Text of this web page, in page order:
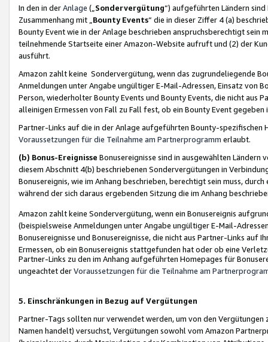
In den in derAnlage („ Sondervergütung“) aufgeführten Ländern
Zusammenhang mit „ Bounty Events“ die in dieser Ziffer 4 (a)
Bounty Event wie in der Anlage beschrieben anspruchsberechtigt sein
teilnehmende Startseite einer Amazon-Website aufruft und (2) der
ausführt.
Amazon zahlt keine Sondervergütung, wenn das zugrundeliegende
Anmeldungen unter Angabe ungültiger E-Mail-Adressen, Einsatz von
Person, wiederholter Bounty Events und Bounty Events, die nicht
alleinigen Ermessen von Fall zu Fall fest, ob ein Bounty Event
Partner-Links auf die in der Anlage aufgeführten Bounty-spezifischen
Voraussetzungen für die Teilnahme am Partnerprogramm erlaubt.
(b) Bonus-Ereignisse Bonusereignisse sind in ausgewählten Ländern
diesem Abschnitt 4(b) beschriebenen Sondervergütungen in
Bonusereignis, wie im Anhang beschrieben, berechtigt sein muss,
während der sich daraus ergebenden Sitzung die im Anhang
Amazon zahlt keine Sondervergütung, wenn ein Bonusereignis
(beispielsweise Anmeldungen unter Angabe ungültiger E-Mail-
Bonusereignisse und Bonusereignisse, die nicht aus Partner-Links auf
Ermessen, ob ein Bonusereignis stattgefunden hat oder ob eine
Partner-Links zu den im Anhang aufgeführten Homepages für
ungeachtet derVoraussetzungen für die Teilnahme am
5. Einschränkungen in Bezug auf Vergütungen
Partner-Tags sollten nur verwendet werden, um von den
Namen handelt) versuchst, Vergütungen sowohl vom Amazon